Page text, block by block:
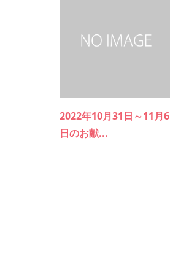
2022年10月31日～11月6
日のお献...